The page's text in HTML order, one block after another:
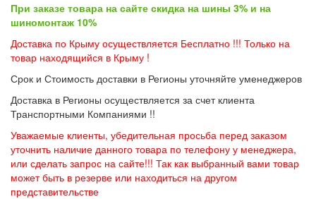
При заказе товара на сайте скидка на шины 3% и на
шиномонтаж 10%
Доставка по Крыму осуществляется Бесплатно !!! Только на
товар находящийся в Крыму !
Срок и Стоимость доставки в Регионы уточняйте уменеджеров
Доставка в Регионы осуществляется за счет клиента
Транспортными Компаниями !!
Уважаемые клиенты, убедительная просьба перед заказом
уточнить наличие данного товара по телефону у менеджера,
или сделать запрос на сайте!!! Так как выбранный вами товар
может быть в резерве или находиться на другом
представительстве